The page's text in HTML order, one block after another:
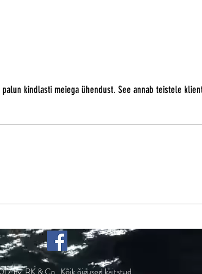
kindlasti meiega ühendust. See annab teistele
by RK & Co Kõik õigused kaitstud